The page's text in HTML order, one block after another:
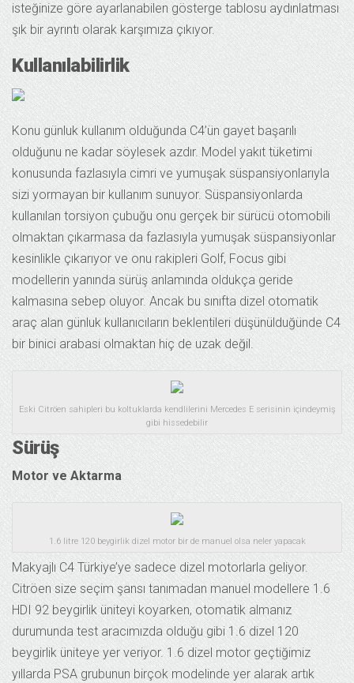
isteğinize göre ayarlanabilen gösterge tablosu aydınlatması
şık bir ayrıntı olarak karşımıza çıkıyor.
Kullanılabilirlik
Konu günluk kullanım olduğunda C4’ün gayet başarılı
olduğunu ne kadar söylesek azdır. Model yakıt tüketimi
konusunda fazlasıyla cimri ve yumuşak süspansiyonlarıyla
sizi yormayan bir kullanım sunuyor. Süspansiyonlarda
kullanılan torsiyon çubuğu onu gerçek bir sürücü otomobili
olmaktan çıkarmasa da fazlasıyla yumuşak süspansiyonlar
kesinlikle çıkarıyor ve onu rakipleri Golf, Focus gibi
modellerin yanında sürüş anlamında oldukça geride
kalmasına sebep oluyor. Ancak bu sınıfta dizel otomatik
araç alan günluk kullanıcıların beklentileri düşünülduğünde C4
bir binici arabasi olmaktan hiç de uzak değil.
Eski Citröen sahipleri bu koltuklarda kendlilerini Mercedes E serisinin içindeymiş
gibi hissedebilir
Sürüş
Motor ve Aktarma
1.6 litre 120 beygirlik dizel motor bir de manuel olsa neler yapacak
Makyajlı C4 Türkiye’ye sadece dizel motorlarla geliyor.
Citröen size seçim şansı tanımadan manuel modellere 1.6
HDI 92 beygirlik üniteyi koyarken, otomatik almanız
durumunda test aracımızda olduğu gibi 1.6 dizel 120
beygirlik üniteye yer veriyor. 1.6 dizel motor geçtiğimiz
yıllarda PSA grubunun birçok modelinde yer alarak artık